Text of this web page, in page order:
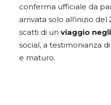
conferma ufficiale da
arrivata solo all’inizio del
scatti di un viaggio
social, a testimonianza
e maturo.